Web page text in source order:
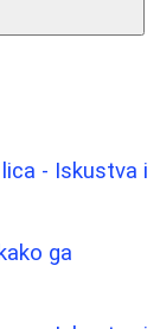
- Iskustva i
ga